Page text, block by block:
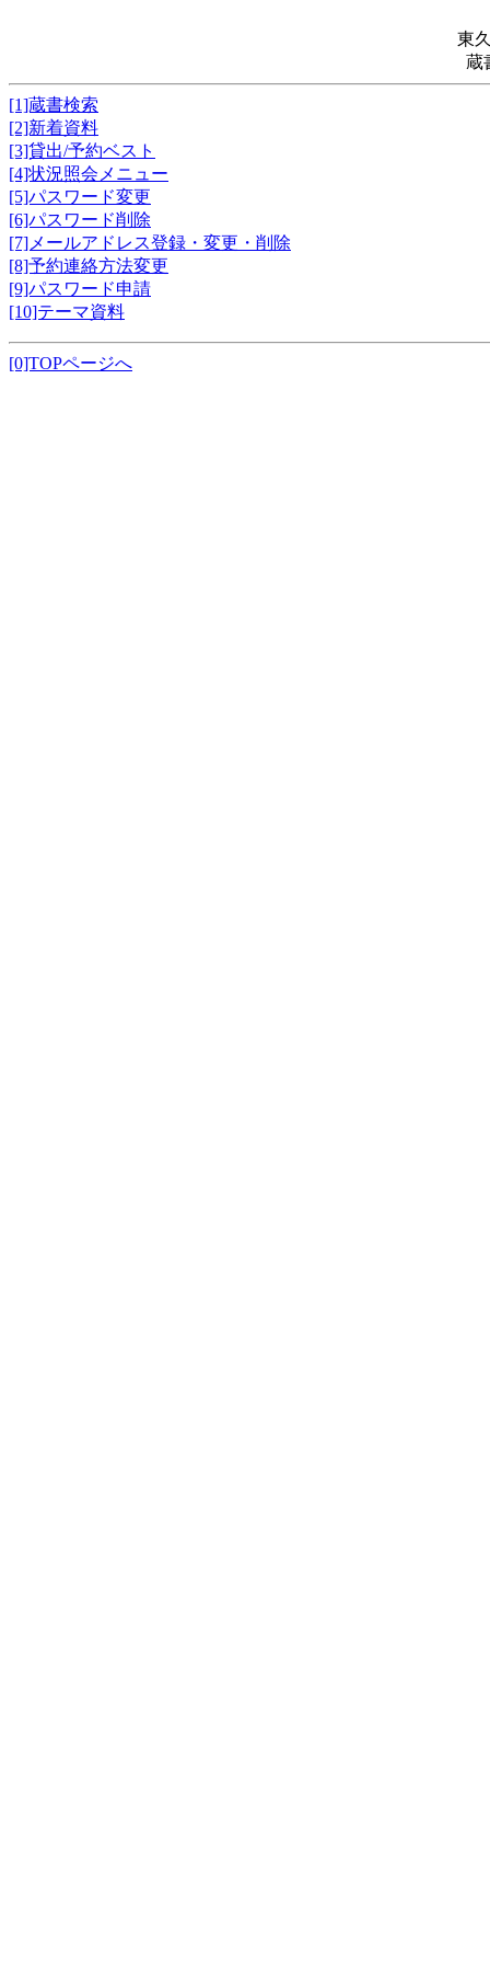
東
蔵
[1]蔵書検索
[2]新着資料
[3]貸出/予約ベスト
[4]状況照会メニュー
[5]パスワード変更
[6]パスワード削除
[7]メールアドレス登録・変更・削除
[8]予約連絡方法変更
[9]パスワード申請
[10]テーマ資料
[0]TOPページへ